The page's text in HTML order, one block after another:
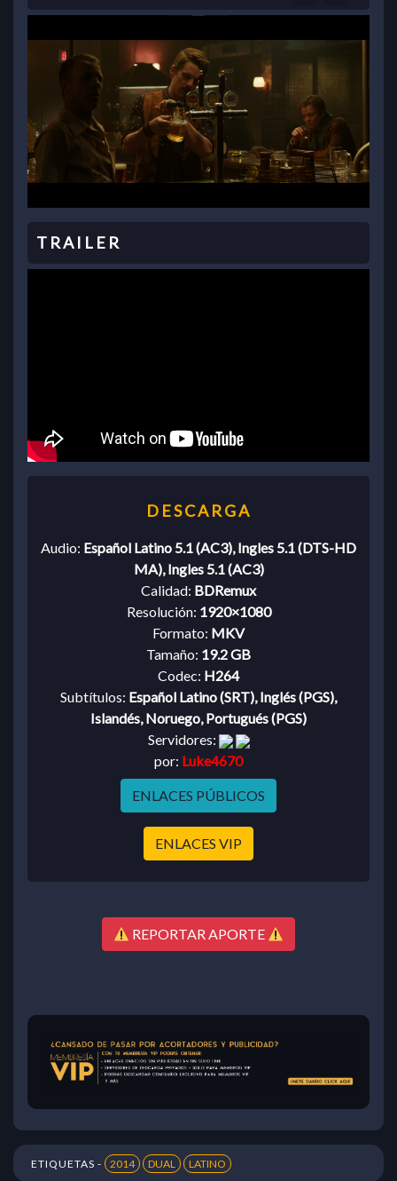
Audio: Español Latino 5.1 (AC3), Ingles 5.1 (DTS-HD
MA), Ingles 5.1 (AC3)
Calidad: BDRemux
Resolución: 1920×1080
Formato: MKV
Tamaño: 19.2 GB
Codec: H264
Subtítulos: Español Latino (SRT), Inglés (PGS),
Islandés, Noruego, Portugués (PGS)
Servidores:
por: Luke4670
ENLACES PÚBLICOS
ENLACES VIP
REPORTAR APORTE
ETIQUETAS - 2014 DUAL LATINO